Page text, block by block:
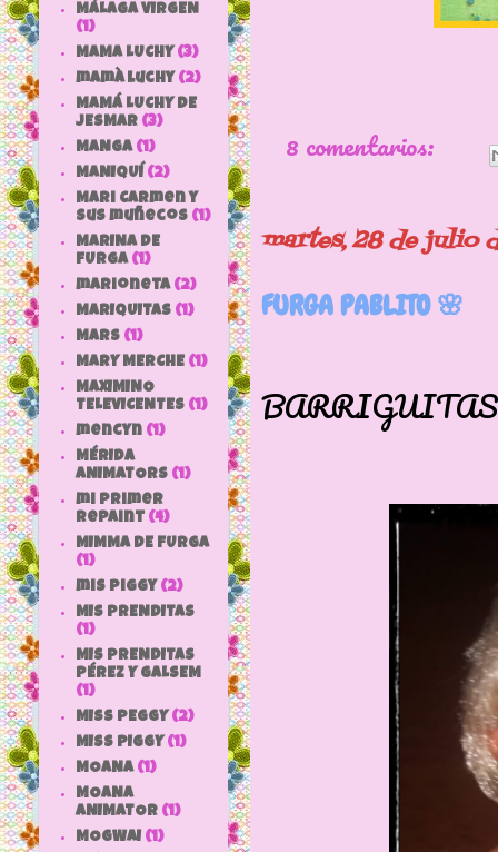
8 comentarios:
martes, 28 de julio
FURGA PABLITO 🌸
BARRIGUITAS
MÁLAGA VIRGEN
(1)
MAMA LUCHY (3)
mamà luchy (2)
MAMÁ LUCHY DE
JESMAR (3)
MANGA (1)
MANIQUÍ (2)
Mari Carmen y
sus muñecos (1)
MARINA DE
FURGA (1)
marioneta (2)
MARIQUITAS (1)
MARS (1)
MARY MERCHE (1)
MAXIMINO
TELEVICENTES (1)
mencyn (1)
MÉRIDA
ANIMATORS (1)
mi primer
repaint (4)
MIMMA DE FURGA
(1)
mis piggy (2)
MIS PRENDITAS
(1)
MIS PRENDITAS
PÉREZ Y GALSEM
(1)
MISS PEGGY (2)
MISS PIGGY (1)
MOANA (1)
MOANA
ANIMATOR (1)
MOGWAI (1)